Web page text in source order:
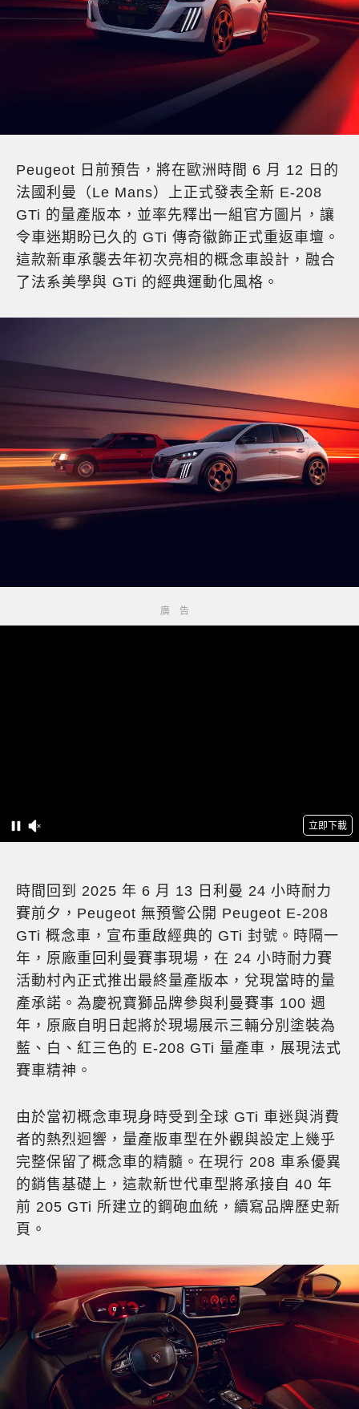
Peugeot 日前預告，將在歐洲時間 6 月 12 日的
法國利曼（Le Mans）上正式發表全新 E-208
GTi 的量產版本，並率先釋出一組官方圖片，讓
令車迷期盼已久的 GTi 傳奇徽飾正式重返車壇。
這款新車承襲去年初次亮相的概念車設計，融合
了法系美學與 GTi 的經典運動化風格。
時間回到 2025 年 6 月 13 日利曼 24 小時耐力
賽前夕，Peugeot 無預警公開 Peugeot E-208
GTi 概念車，宣布重啟經典的 GTi 封號。時隔一
年，原廠重回利曼賽事現場，在 24 小時耐力賽
活動村內正式推出最終量產版本，兌現當時的量
產承諾。為慶祝寶獅品牌參與利曼賽事 100 週
年，原廠自明日起將於現場展示三輛分別塗裝為
藍、白、紅三色的 E-208 GTi 量產車，展現法式
賽車精神。
由於當初概念車現身時受到全球 GTi 車迷與消費
者的熱烈迴響，量產版車型在外觀與設定上幾乎
完整保留了概念車的精髓。在現行 208 車系優異
的銷售基礎上，這款新世代車型將承接自 40 年
前 205 GTi 所建立的鋼砲血統，續寫品牌歷史新
頁。